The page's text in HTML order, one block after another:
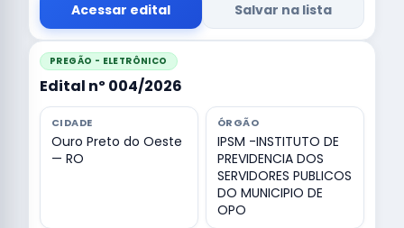
Acessar edital Salvar na lista
PREGÃO - ELETRÔNICO
Edital nº 004/2026
CIDADE
Ouro Preto do Oeste
— RO
ÓRGÃO
IPSM -INSTITUTO DE
PREVIDENCIA DOS
SERVIDORES PUBLICOS
DO MUNICIPIO DE
OPO